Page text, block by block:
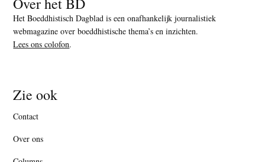
Het Boeddhistisch Dagblad is een onafhankelijk journalistiek
webmagazine over boeddhistische thema’s en inzichten.
Lees ons colofon.
Zie ook
Contact
Over ons